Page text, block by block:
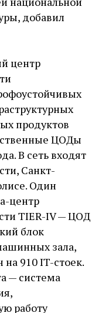
добавил
центр
продуктов
ЦОДы
В сеть входят
Санкт-
Один
центр
TIER-IV — ЦОД
блок
зала,
910 IT-стоек.
— система
работу